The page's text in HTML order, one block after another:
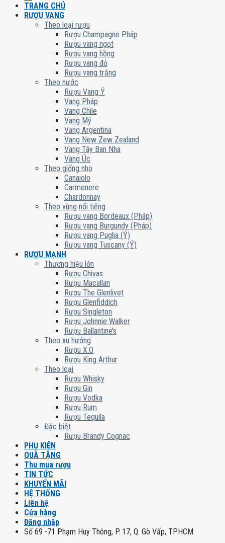
TRANG CHỦ
RƯỢU VANG
Theo loại rượu
Rượu Champagne Pháp
Rượu vang ngọt
Rượu vang hồng
Rượu vang đỏ
Rượu vang trắng
Theo nước
Rượu Vang Ý
Vang Pháp
Vang Chile
Vang Mỹ
Vang Argentina
Vang New Zew Zealand
Vang Tây Ban Nha
Vang Úc
Theo giống nho
Canaiolo
Carmenere
Chardonnay
Theo vùng nổi tiếng
Rượu vang Bordeaux (Pháp)
Rượu vang Burgundy (Pháp)
Rượu vang Puglia (Ý)
Rượu vang Tuscany (Ý)
RƯỢU MẠNH
Thương hiệu lớn
Rượu Chivas
Rượu Macallan
Rượu The Glenlivet
Rượu Glenfiddich
Rượu Singleton
Rượu Johnnie Walker
Rượu Ballantine’s
Theo xu hướng
Rượu X.O
Rượu King Arthur
Theo loại
Rượu Whisky
Rượu Gin
Rượu Vodka
Rượu Rum
Rượu Tequila
Đặc biệt
Rượu Brandy Cognac
PHỤ KIỆN
QUÀ TẶNG
Thu mua rượu
TIN TỨC
KHUYẾN MÃI
HỆ THỐNG
Liên hệ
Cửa hàng
Đăng nhập
Số 69 -71 Phạm Huy Thông, P. 17, Q. Gò Vấp, TPHCM